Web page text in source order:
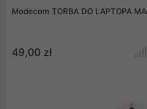
Modecom TORBA DO LAPTOPA
49,00 zł